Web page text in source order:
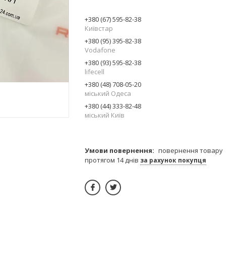
+380 (67) 595-82-38
Київстар
+380 (95) 395-82-38
Vodafone
+380 (93) 595-82-38
lifecell
+380 (48) 708-05-20
міський Одеса
+380 (44) 333-82-48
міський Київ
повернення товару
протягом 14 днів за рахунок покупця